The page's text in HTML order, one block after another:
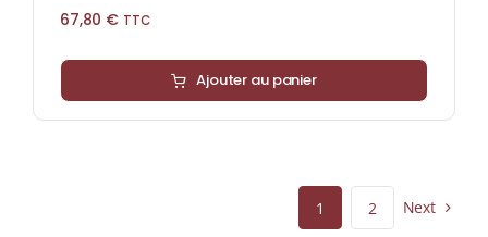
67,80 € TTC
Ajouter au panier
1 2 Next